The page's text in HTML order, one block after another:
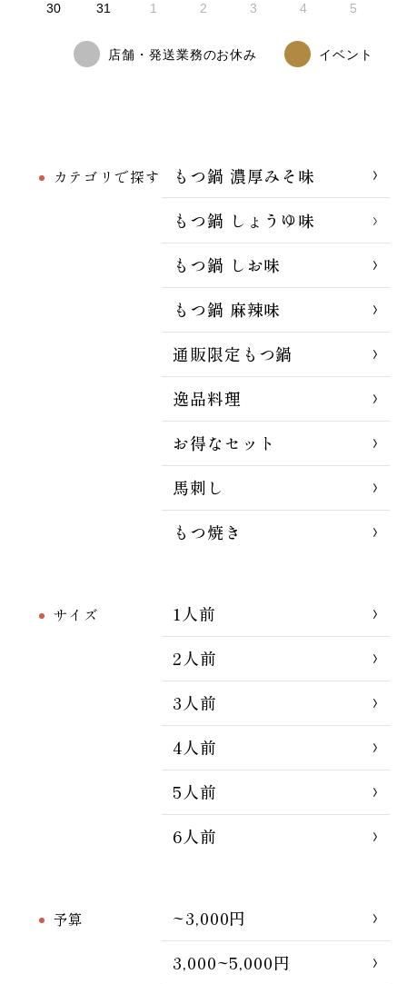
カテゴリで探す
もつ鍋 濃厚みそ味
もつ鍋 しょうゆ味
もつ鍋 しお味
もつ鍋 麻辣味
通販限定もつ鍋
逸品料理
お得なセット
馬刺し
もつ焼き
サイズ
1人前
2人前
3人前
4人前
5人前
6人前
予算
~3,000円
3,000~5,000円
30 31 1 2 3 4 5
店舗・発送業務のお休み イベント